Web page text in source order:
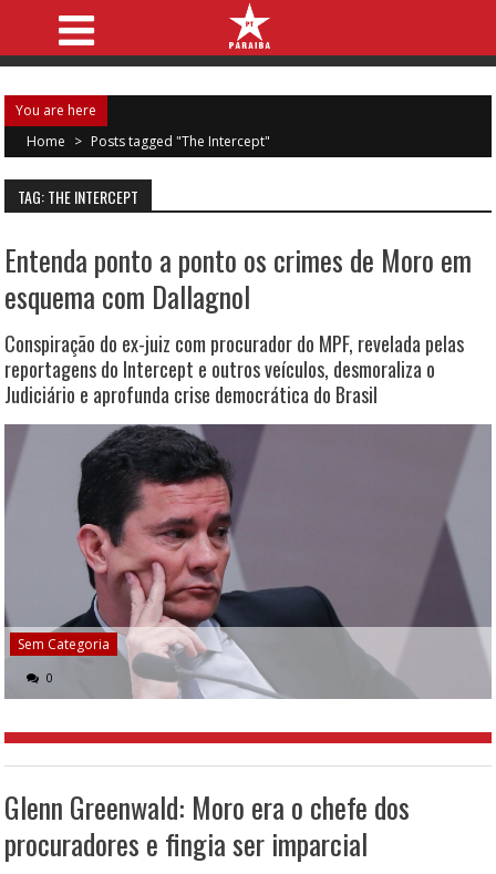
You are here
Home > Posts tagged "The Intercept"
TAG: THE INTERCEPT
Entenda ponto a ponto os crimes de Moro em
esquema com Dallagnol
Conspiração do ex-juiz com procurador do MPF, revelada pelas
reportagens do Intercept e outros veículos, desmoraliza o
Judiciário e aprofunda crise democrática do Brasil
Sem Categoria
0
Glenn Greenwald: Moro era o chefe dos
procuradores e fingia ser imparcial